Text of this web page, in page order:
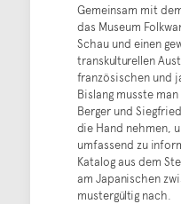
Gemeinsam mit
das Museum
Schau und einen
transkulturellen
französischen und
Bislang musste
Berger und
die Hand nehmen,
umfassend zu
Katalog aus dem
am Japanischen
mustergültig nach.